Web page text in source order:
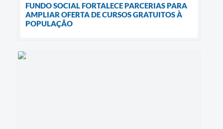
FUNDO SOCIAL FORTALECE PARCERIAS PARA
AMPLIAR OFERTA DE CURSOS GRATUITOS À
POPULAÇÃO